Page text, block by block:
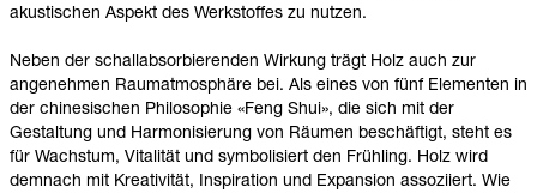
akustischen Aspekt des Werkstoffes zu nutzen.
Neben der schallabsorbierenden Wirkung trägt Holz auch zur
angenehmen Raumatmosphäre bei. Als eines von fünf Elementen in
der chinesischen Philosophie «Feng Shui», die sich mit der
Gestaltung und Harmonisierung von Räumen beschäftigt, steht es
für Wachstum, Vitalität und symbolisiert den Frühling. Holz wird
demnach mit Kreativität, Inspiration und Expansion assoziiert. Wie